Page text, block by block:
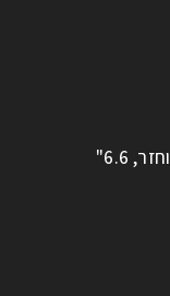
סמסונג Galaxy A42 5G משוחזר, 6.6"